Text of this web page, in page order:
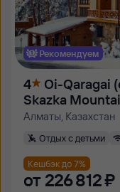
Рекомендуем
4
Oi-Qaragai
Skazka
Алматы, Казахстан
Отдых с детьми
Кешбэк до 7%
от 226 ⁠812 ⁠₽